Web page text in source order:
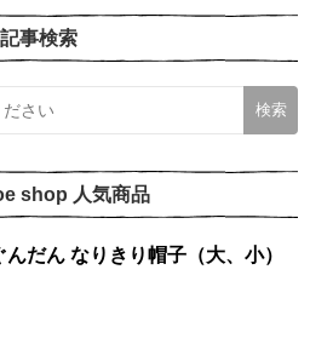
記事検索
shop 人気商品
んだん なりきり帽子（大、小）